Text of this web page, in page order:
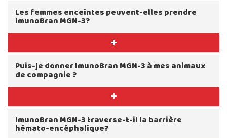
Les femmes enceintes peuvent-elles prendre
ImunoBran MGN-3?
Puis-je donner ImunoBran MGN-3 à mes animaux
de compagnie ?
ImunoBran MGN-3 traverse-t-il la barrière
hémato-encéphalique?